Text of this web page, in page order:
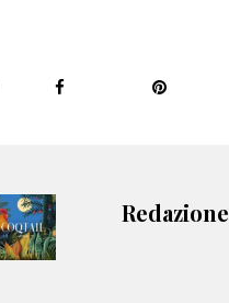
Redazione